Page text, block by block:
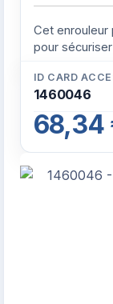
Cet enrouleur
pour
ID CARD
1460046
68,34